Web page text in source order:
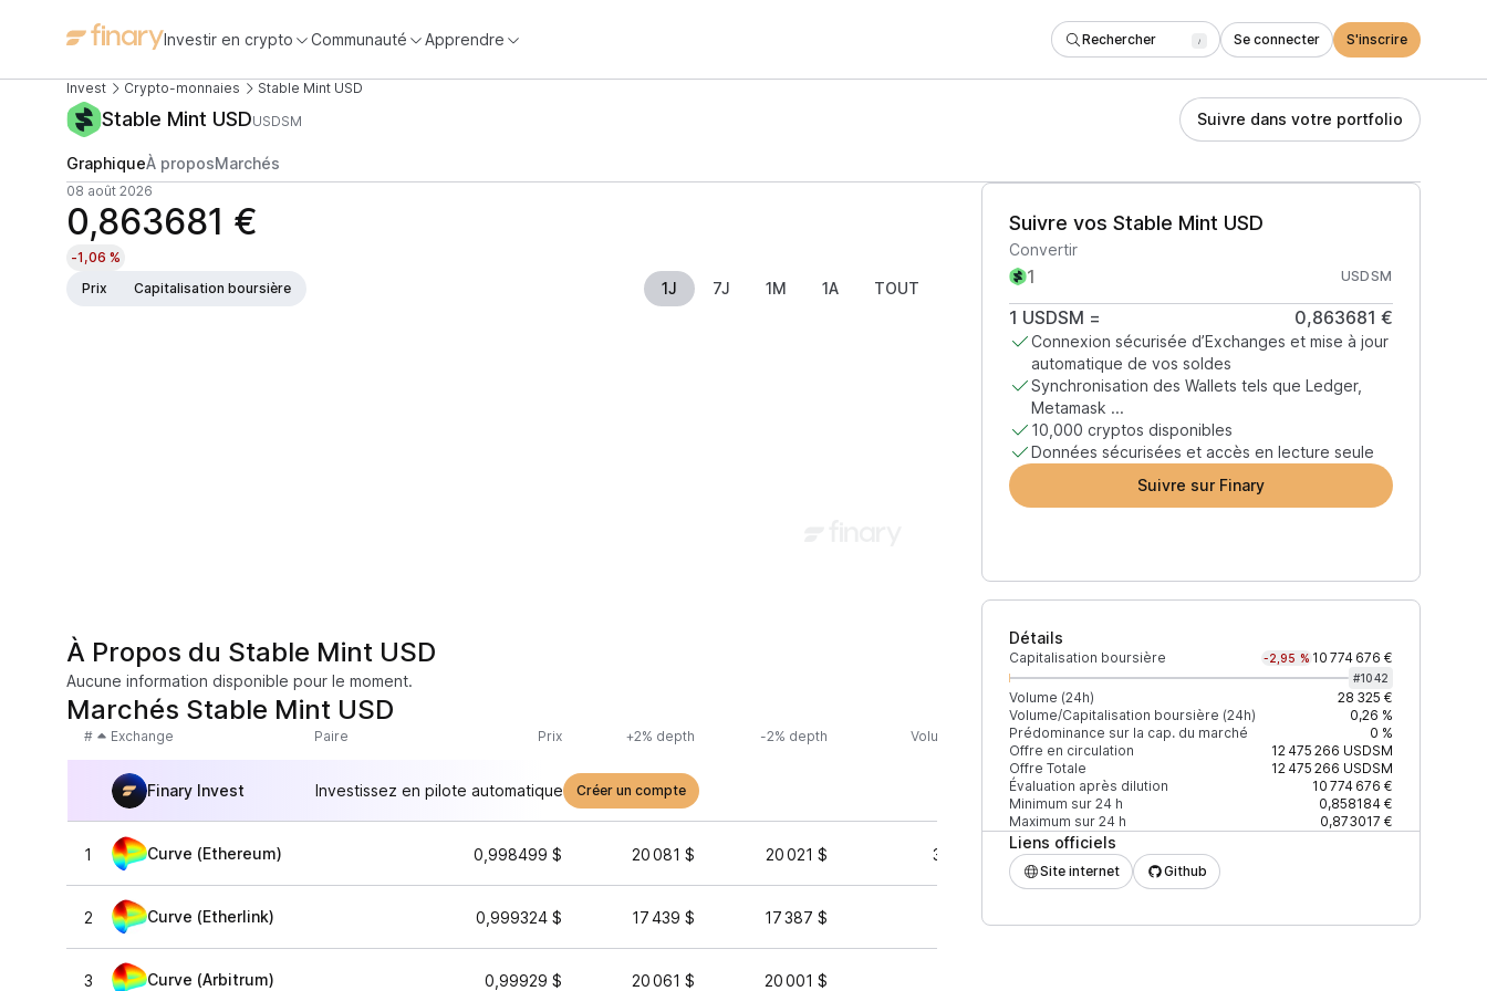
Investir en crypto Communauté Apprendre Rechercher / Se connecter S'inscrire
Invest Crypto-monnaies Stable Mint USD
Stable Mint USDUSDSM Suivre dans votre portfolio
GraphiqueÀ proposMarchés
08 août 2026
0,863681 €
-1,06 %
Prix
Capitalisation boursière 1J 7J 1M 1A TOUT
Suivre vos Stable Mint USD
Convertir
USDSM
1 USDSM = 0,863681 €
Connexion sécurisée d’Exchanges et mise à jour
automatique de vos soldes
Synchronisation des Wallets tels que Ledger,
Metamask ...
10,000 cryptos disponibles
Données sécurisées et accès en lecture seule
Suivre sur Finary
Détails
Capitalisation boursière -2,95 % 10 774 676 €
#1042
Volume (24h)
28 325 €
Volume/Capitalisation boursière (24h)
0,26 %
Prédominance sur la cap. du marché
0 %
Offre en circulation
12 475 266 USDSM
Offre Totale
12 475 266 USDSM
Évaluation après dilution
10 774 676 €
Minimum sur 24 h
0,858184 €
Maximum sur 24 h
0,873017 €
Liens officiels
Site internet Github
À Propos du Stable Mint USD
Aucune information disponible pour le moment.
Marchés Stable Mint USD
# Exchange Paire Prix +2% depth -2% depth Volume (24h) % du volume Confiance Mis à jour
Finary Invest Investissez en pilote automatique Créer un compte
1 Curve (Ethereum) 0,998499 $ 20 081 $ 20 021 $ 32 652 $ 99,71 % ÉLEVÉE
2 Curve (Etherlink) 0,999324 $ 17 439 $ 17 387 $ 93 $
3 Curve (Arbitrum) 0,99929 $ 20 061 $ 20 001 $